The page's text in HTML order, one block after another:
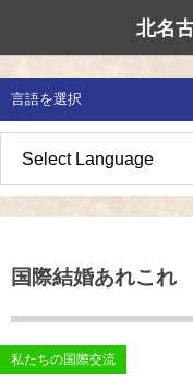
北名
言語を選択
国際結婚あれこれ
私たちの国際交流
地域みがき
地域じまん
オススメの場所
イベント・活動紹介
生活情報